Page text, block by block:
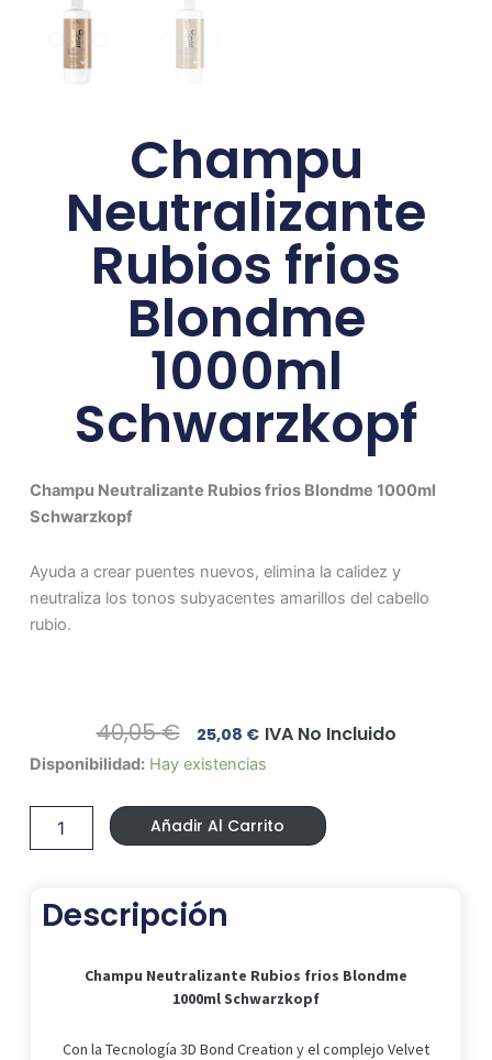
Champu
Neutralizante
Rubios frios
Blondme
1000ml
Schwarzkopf
Champu Neutralizante Rubios frios Blondme 1000ml
Schwarzkopf
Ayuda a crear puentes nuevos, elimina la calidez y
neutraliza los tonos subyacentes amarillos del cabello
rubio.
40,05€ El
Precio
Original
Era:
40,05 €.
25,08 €El
Precio
Actual
Es:
25,08 €.
IVA No Incluido
Disponibilidad: Hay existencias
Champu
Rubios
frios
Blondme
cantidad
Añadir Al Carrito
Descripción
Champu Neutralizante Rubios frios Blondme
1000ml Schwarzkopf
Con la Tecnología 3D Bond Creation y el complejo Velvet